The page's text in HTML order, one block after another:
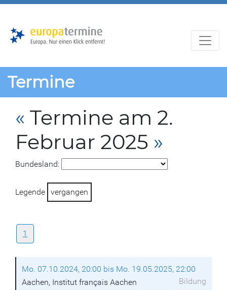
Termine
« Termine am 2.
Februar 2025 »
Bundesland:
Legende vergangen
1
Mo. 07.10.2024, 20:00 bis Mo. 19.05.2025, 22:00
Bildung
Aachen, Institut français Aachen